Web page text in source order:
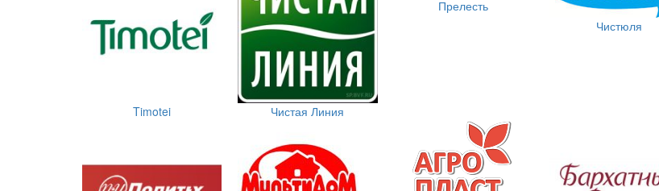
Timotei Чистая Линия
Прелесть
Чистюля